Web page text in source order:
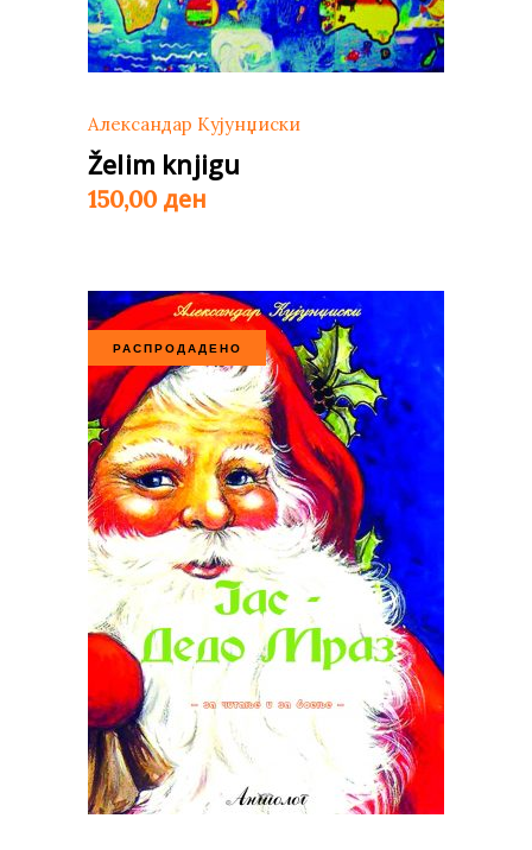
Александар Кујунџиски
Želim knjigu
150,00 ден
РАСПРОДАДЕНО